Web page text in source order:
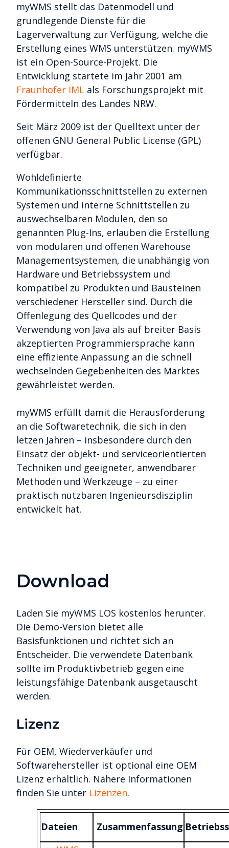
myWMS stellt das Datenmodell und
grundlegende Dienste für die
Lagerverwaltung zur Verfügung, welche die
Erstellung eines WMS unterstützen. myWMS
ist ein Open-Source-Projekt. Die
Entwicklung startete im Jahr 2001 am
Fraunhofer IML als Forschungsprojekt mit
Fördermitteln des Landes NRW.
Seit März 2009 ist der Quelltext unter der
offenen GNU General Public License (GPL)
verfügbar.
Wohldefinierte
Kommunikationsschnittstellen zu externen
Systemen und interne Schnittstellen zu
auswechselbaren Modulen, den so
genannten Plug-Ins, erlauben die Erstellung
von modularen und offenen Warehouse
Managementsystemen, die unabhängig von
Hardware und Betriebssystem und
kompatibel zu Produkten und Bausteinen
verschiedener Hersteller sind. Durch die
Offenlegung des Quellcodes und der
Verwendung von Java als auf breiter Basis
akzeptierten Programmiersprache kann
eine effiziente Anpassung an die schnell
wechselnden Gegebenheiten des Marktes
gewährleistet werden.
myWMS erfüllt damit die Herausforderung
an die Softwaretechnik, die sich in den
letzen Jahren – insbesondere durch den
Einsatz der objekt- und serviceorientierten
Techniken und geeigneter, anwendbarer
Methoden und Werkzeuge – zu einer
praktisch nutzbaren Ingenieursdisziplin
entwickelt hat.
Download
Laden Sie myWMS LOS kostenlos herunter.
Die Demo-Version bietet alle
Basisfunktionen und richtet sich an
Entscheider. Die verwendete Datenbank
sollte im Produktivbetrieb gegen eine
leistungsfähige Datenbank ausgetauscht
werden.
Lizenz
Für OEM, Wiederverkäufer und
Softwarehersteller ist optional eine OEM
Lizenz erhältlich. Nähere Informationen
finden Sie unter Lizenzen.
Dateien Zusammenfassung